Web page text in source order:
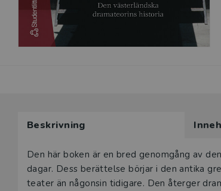
Beskrivning
Beskrivning
Den här boken är en bred genomgång av
dagar. Dess berättelse börjar i den antika
teater än någonsin tidigare. Den återger